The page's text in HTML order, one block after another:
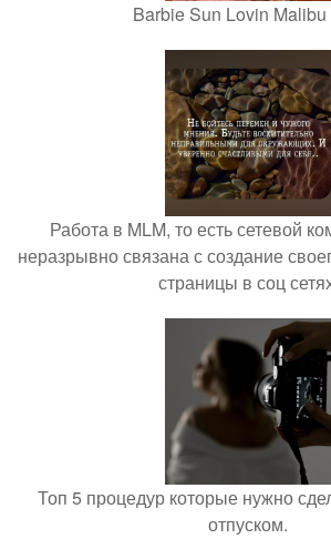
Barbie Sun Lovin Malibu
Работа в MLM, то есть сетевой
неразрывно связана с создание
страницы в соц
Топ 5 процедур которые нужно
отпуском.